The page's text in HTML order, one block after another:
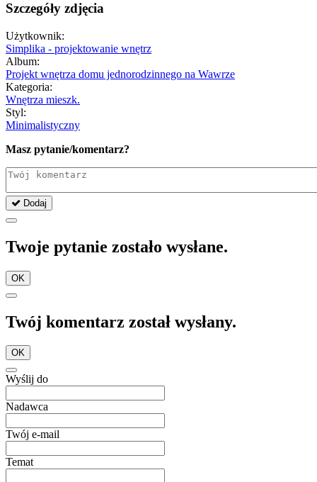
Szczegóły zdjęcia
Użytkownik:
Simplika - projektowanie wnętrz
Album:
Projekt wnętrza domu jednorodzinnego na Wawrze
Kategoria:
Wnętrza mieszk.
Styl:
Minimalistyczny
Masz pytanie/komentarz?
Dodaj
Twoje pytanie zostało wysłane.
OK
Twój komentarz został wysłany.
OK
Wyślij do
Nadawca
Twój e-mail
Temat